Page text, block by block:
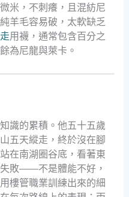
米，不刺癢，且混紡尼
羊毛容易破，太軟缺乏
用襪，通常包含百分之
為尼龍與萊卡。
識的累積。他五十五歲
五天縱走，終於沒在腳
在南湖圈谷底，看著東
敗——不是體能不好，
樓管職業訓練出來的細